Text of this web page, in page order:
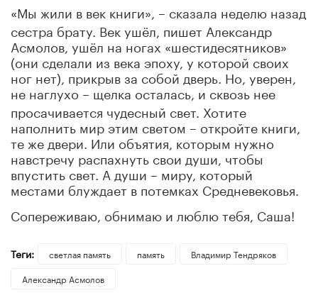
«Мы жили в век книги»,
– сказала неделю назад
сестра брату. Век ушёл, пишет Александр
Асмолов, ушёл на ногах «шестидесятников»
(они сделали из века эпоху, у которой своих
ног нет), прикрыв за собой дверь. Но, уверен,
не наглухо – щелка осталась, и сквозь нее
просачивается чудесный свет. Хотите
наполнить мир этим светом – откройте книги,
те же двери. Или объятия, которым нужно
навстречу распахнуть свои души, чтобы
впустить свет. А души – миру, который
местами блуждает в потемках Средневековья.
Сопереживаю, обнимаю и люблю тебя, Саша!
Теги: светлая память память
Владимир Тендряков
Александр Асмолов